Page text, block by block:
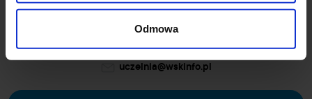
Odmowa
+48 42 687 00 44
uczelnia@wskinfo.pl